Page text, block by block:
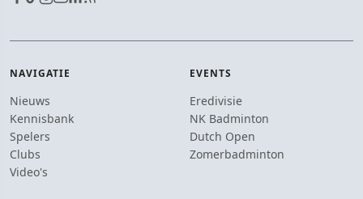
NAVIGATIE
Nieuws
Kennisbank
Spelers
Clubs
Video's
EVENTS
Eredivisie
NK Badminton
Dutch Open
Zomerbadminton